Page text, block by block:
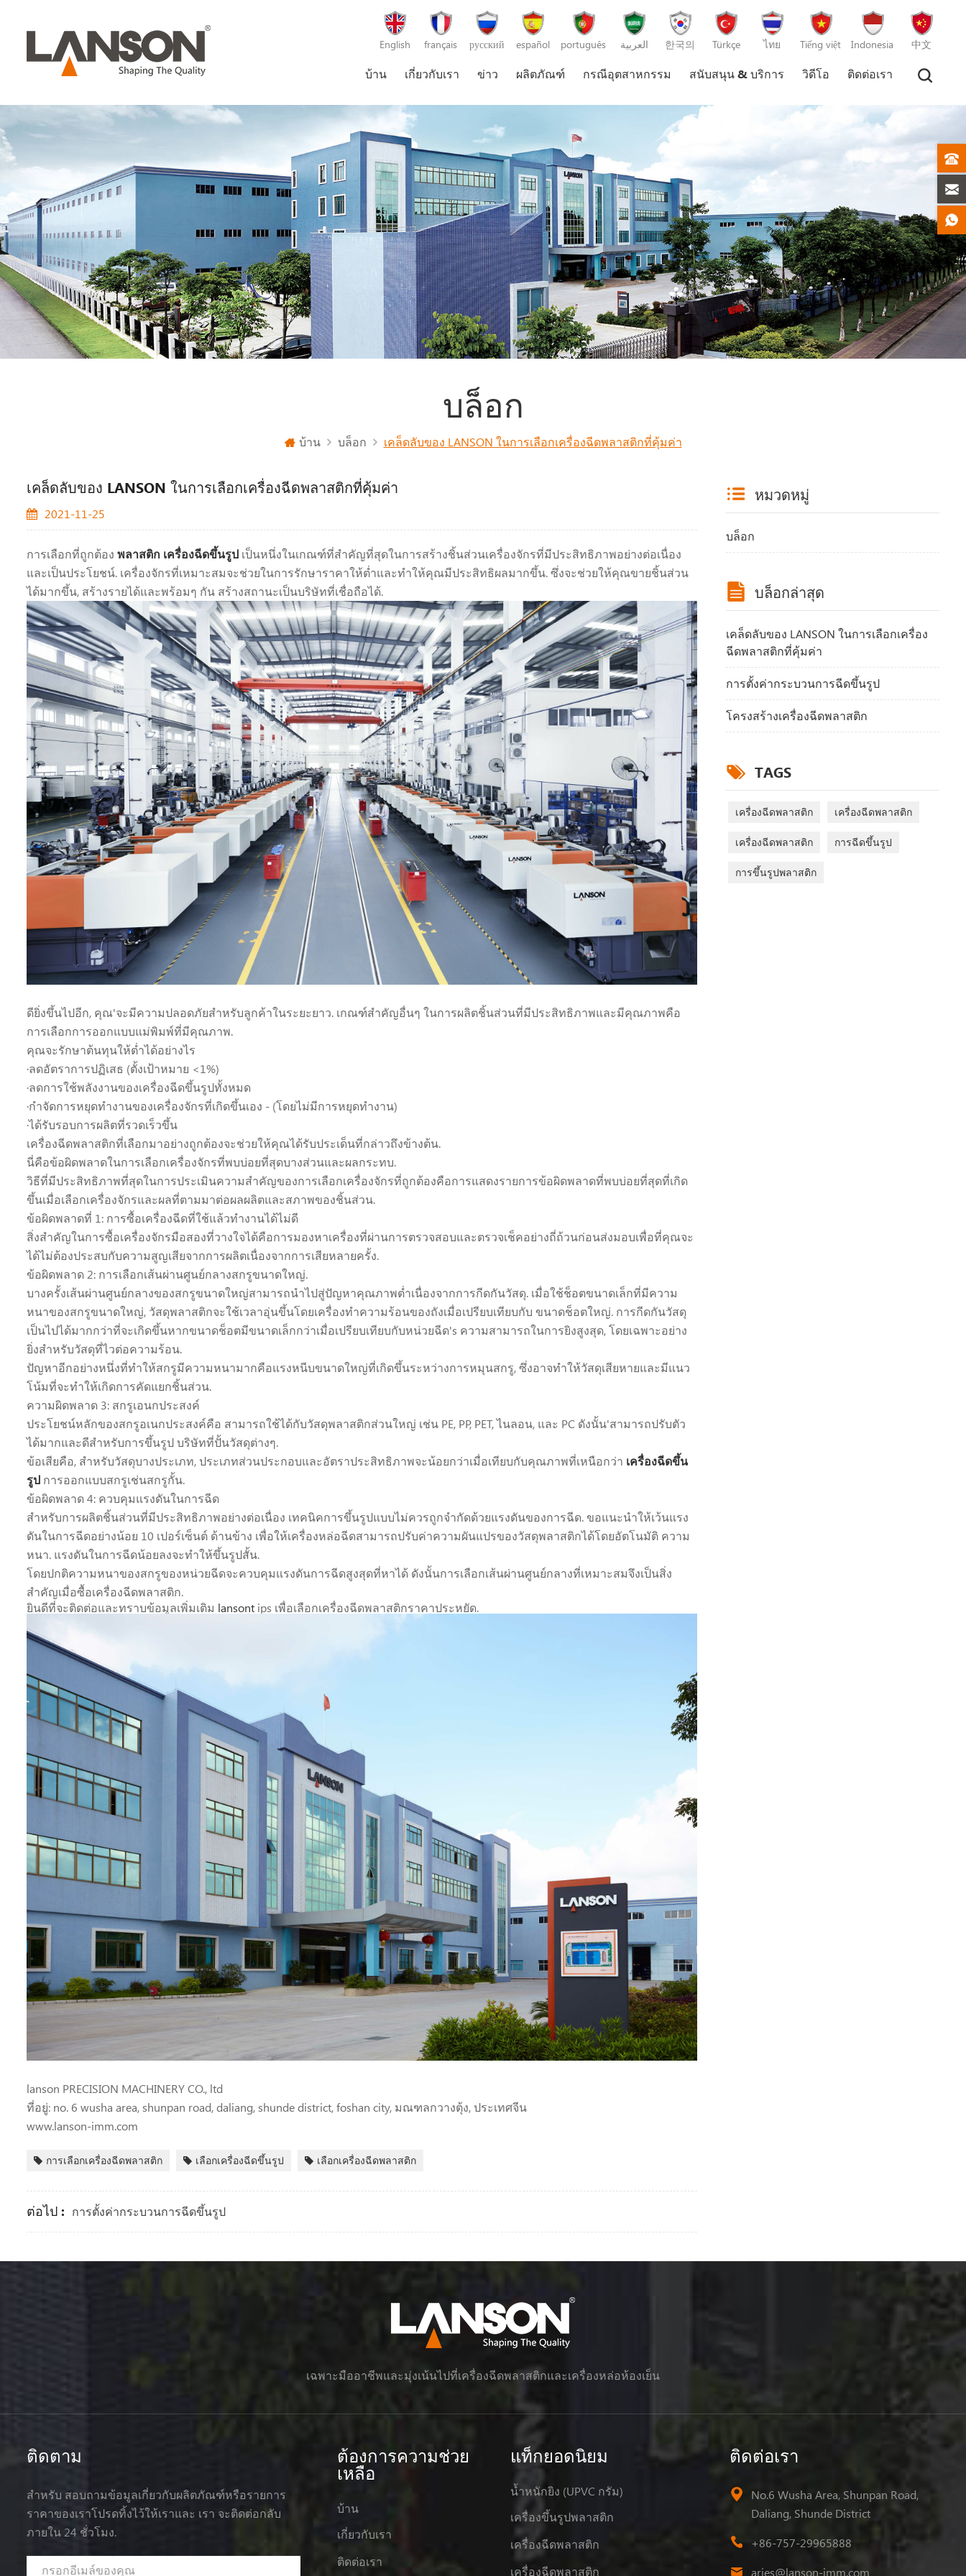
English français русский español português العربية 한국의 Türkçe ไทย Tiếng việt Indonesia 中文
บ้าน เกี่ยวกับเรา ข่าว ผลิตภัณฑ์ กรณีอุตสาหกรรม สนับสนุน & บริการ วิดีโอ ติดต่อเรา
บล็อก
บ้าน บล็อก เคล็ดลับของ LANSON ในการเลือกเครื่องฉีดพลาสติกที่คุ้มค่า
เคล็ดลับของ LANSON ในการเลือกเครื่องฉีดพลาสติกที่คุ้มค่า
2021-11-25
การเลือกที่ถูกต้อง พลาสติก เครื่องฉีดขึ้นรูป เป็นหนึ่งในเกณฑ์ที่สำคัญที่สุดในการสร้างชิ้นส่วนเครื่องจักรที่มีประสิทธิภาพอย่างต่อเนื่อง
และเป็นประโยชน์. เครื่องจักรที่เหมาะสมจะช่วยในการรักษาราคาให้ต่ำและทำให้คุณมีประสิทธิผลมากขึ้น. ซึ่งจะช่วยให้คุณขายชิ้นส่วน
ได้มากขึ้น, สร้างรายได้และพร้อมๆ กัน สร้างสถานะเป็นบริษัทที่เชื่อถือได้.
ดียิ่งขึ้นไปอีก, คุณ'จะมีความปลอดภัยสำหรับลูกค้าในระยะยาว. เกณฑ์สำคัญอื่นๆ ในการผลิตชิ้นส่วนที่มีประสิทธิภาพและมีคุณภาพคือ
การเลือกการออกแบบแม่พิมพ์ที่มีคุณภาพ.
คุณจะรักษาต้นทุนให้ต่ำได้อย่างไร
·ลดอัตราการปฏิเสธ (ตั้งเป้าหมาย <1%)
·ลดการใช้พลังงานของเครื่องฉีดขึ้นรูปทั้งหมด
·กำจัดการหยุดทำงานของเครื่องจักรที่เกิดขึ้นเอง - (โดยไม่มีการหยุดทำงาน)
·ได้รับรอบการผลิตที่รวดเร็วขึ้น
เครื่องฉีดพลาสติกที่เลือกมาอย่างถูกต้องจะช่วยให้คุณได้รับประเด็นที่กล่าวถึงข้างต้น.
นี่คือข้อผิดพลาดในการเลือกเครื่องจักรที่พบบ่อยที่สุดบางส่วนและผลกระทบ.
วิธีที่มีประสิทธิภาพที่สุดในการประเมินความสำคัญของการเลือกเครื่องจักรที่ถูกต้องคือการแสดงรายการข้อผิดพลาดที่พบบ่อยที่สุดที่เกิด
ขึ้นเมื่อเลือกเครื่องจักรและผลที่ตามมาต่อผลผลิตและสภาพของชิ้นส่วน.
ข้อผิดพลาดที่ 1: การซื้อเครื่องฉีดที่ใช้แล้วทำงานได้ไม่ดี
สิ่งสำคัญในการซื้อเครื่องจักรมือสองที่วางใจได้คือการมองหาเครื่องที่ผ่านการตรวจสอบและตรวจเช็คอย่างถี่ถ้วนก่อนส่งมอบเพื่อที่คุณจะ
ได้ไม่ต้องประสบกับความสูญเสียจากการผลิตเนื่องจากการเสียหลายครั้ง.
ข้อผิดพลาด 2: การเลือกเส้นผ่านศูนย์กลางสกรูขนาดใหญ่.
บางครั้งเส้นผ่านศูนย์กลางของสกรูขนาดใหญ่สามารถนำไปสู่ปัญหาคุณภาพต่ำเนื่องจากการกีดกันวัสดุ. เมื่อใช้ช็อตขนาดเล็กที่มีความ
หนาของสกรูขนาดใหญ่, วัสดุพลาสติกจะใช้เวลาอุ่นขึ้นโดยเครื่องทำความร้อนของถังเมื่อเปรียบเทียบกับ ขนาดช็อตใหญ่. การกีดกันวัสดุ
เป็นไปได้มากกว่าที่จะเกิดขึ้นหากขนาดช็อตมีขนาดเล็กกว่าเมื่อเปรียบเทียบกับหน่วยฉีด's ความสามารถในการยิงสูงสุด, โดยเฉพาะอย่าง
ยิ่งสำหรับวัสดุที่ไวต่อความร้อน.
ปัญหาอีกอย่างหนึ่งที่ทำให้สกรูมีความหนามากคือแรงหนีบขนาดใหญ่ที่เกิดขึ้นระหว่างการหมุนสกรู, ซึ่งอาจทำให้วัสดุเสียหายและมีแนว
โน้มที่จะทำให้เกิดการคัดแยกชิ้นส่วน.
ความผิดพลาด 3: สกรูเอนกประสงค์
ประโยชน์หลักของสกรูอเนกประสงค์คือ สามารถใช้ได้กับวัสดุพลาสติกส่วนใหญ่ เช่น PE, PP, PET, ไนลอน, และ PC ดังนั้น'สามารถปรับตัว
ได้มากและดีสำหรับการขึ้นรูป บริษัทที่ปั้นวัสดุต่างๆ.
ข้อเสียคือ, สำหรับวัสดุบางประเภท, ประเภทส่วนประกอบและอัตราประสิทธิภาพจะน้อยกว่าเมื่อเทียบกับคุณภาพที่เหนือกว่า เครื่องฉีดขึ้น
รูป การออกแบบสกรูเช่นสกรูกั้น.
ข้อผิดพลาด 4: ควบคุมแรงดันในการฉีด
สำหรับการผลิตชิ้นส่วนที่มีประสิทธิภาพอย่างต่อเนื่อง เทคนิคการขึ้นรูปแบบไม่ควรถูกจำกัดด้วยแรงดันของการฉีด. ขอแนะนำให้เว้นแรง
ดันในการฉีดอย่างน้อย 10 เปอร์เซ็นต์ ด้านข้าง เพื่อให้เครื่องหล่อฉีดสามารถปรับค่าความผันแปรของวัสดุพลาสติกได้โดยอัตโนมัติ ความ
หนา. แรงดันในการฉีดน้อยลงจะทำให้ขึ้นรูปสั้น.
โดยปกติความหนาของสกรูของหน่วยฉีดจะควบคุมแรงดันการฉีดสูงสุดที่หาได้ ดังนั้นการเลือกเส้นผ่านศูนย์กลางที่เหมาะสมจึงเป็นสิ่ง
สำคัญเมื่อซื้อเครื่องฉีดพลาสติก.
ยินดีที่จะติดต่อและทราบข้อมูลเพิ่มเติม lansont ips เพื่อเลือกเครื่องฉีดพลาสติกราคาประหยัด.
lanson PRECISION MACHINERY CO., ltd
ที่อยู่: no. 6 wusha area, shunpan road, daliang, shunde district, foshan city, มณฑลกวางตุ้ง, ประเทศจีน
www.lanson-imm.com
การเลือกเครื่องฉีดพลาสติก เลือกเครื่องฉีดขึ้นรูป เลือกเครื่องฉีดพลาสติก
ต่อไป : การตั้งค่ากระบวนการฉีดขึ้นรูป
หมวดหมู่
บล็อก
บล็อกล่าสุด
เคล็ดลับของ LANSON ในการเลือกเครื่อง
ฉีดพลาสติกที่คุ้มค่า
การตั้งค่ากระบวนการฉีดขึ้นรูป
โครงสร้างเครื่องฉีดพลาสติก
TAGS
เครื่องฉีดพลาสติก เครื่องฉีดพลาสติก
เครื่องฉีดพลาสติก การฉีดขึ้นรูป
การขึ้นรูปพลาสติก
เฉพาะมืออาชีพและมุ่งเน้นไปที่เครื่องฉีดพลาสติกและเครื่องหล่อห้องเย็น
ติดตาม
สำหรับ สอบถามข้อมูลเกี่ยวกับผลิตภัณฑ์หรือรายการ
ราคาของเราโปรดทิ้งไว้ให้เราและ เรา จะติดต่อกลับ
ภายใน 24 ชั่วโมง.
ต้องการความช่วย
เหลือ
บ้าน
เกี่ยวกับเรา
ติดต่อเรา
แท็กยอดนิยม
น้ำหนักยิง (UPVC กรัม)
เครื่องขึ้นรูปพลาสติก
เครื่องฉีดพลาสติก
เครื่องฉีดพลาสติก
ติดต่อเรา
No.6 Wusha Area, Shunpan Road,
Daliang, Shunde District
+86-757-29965888
aries@lanson-imm.com